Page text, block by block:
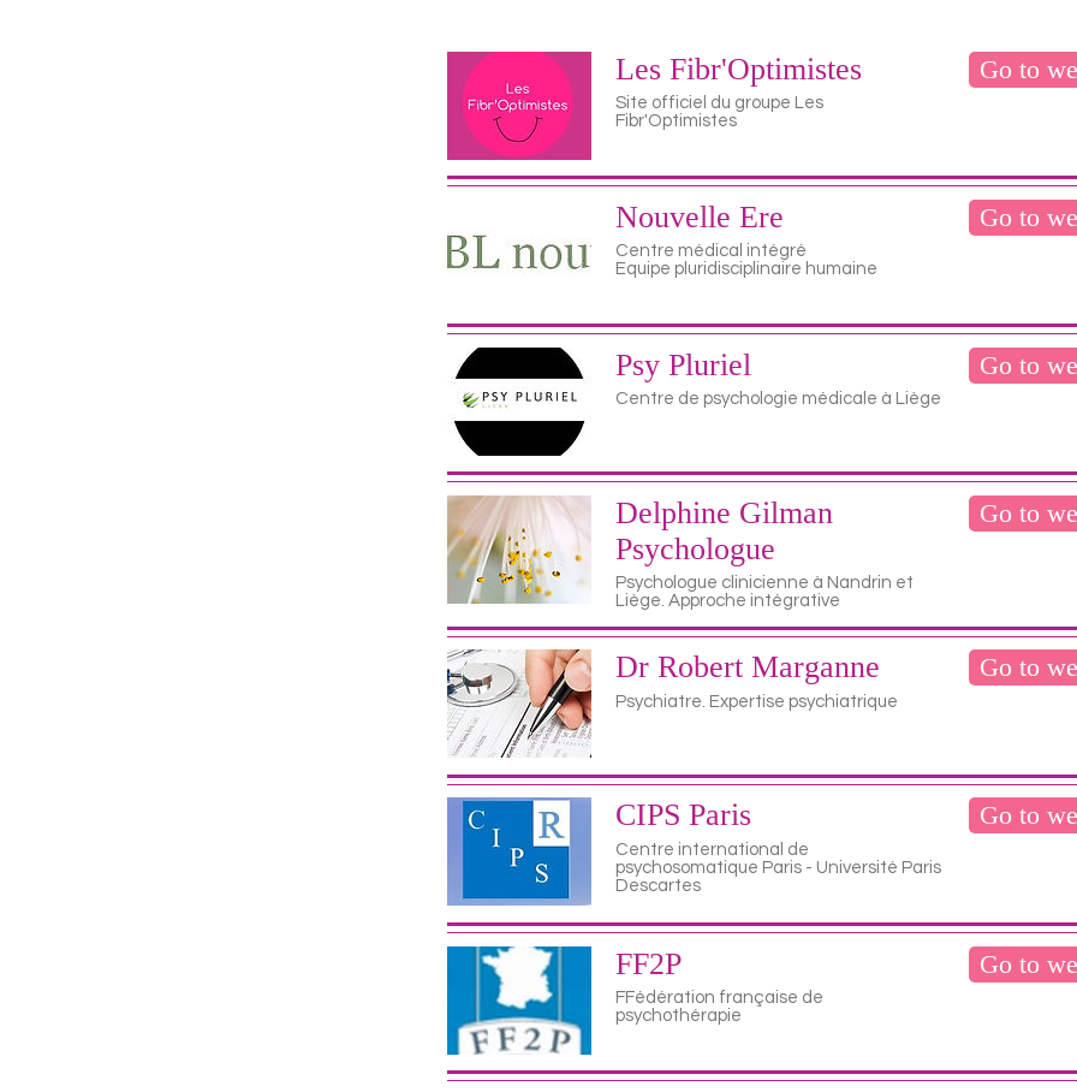
Les Fibr'Optimistes
Site officiel du groupe Les
Fibr'Optimistes
Go to
Nouvelle Ere
Centre médical intégré
Equipe pluridisciplinaire humaine
Go to
Psy Pluriel
Centre de psychologie médicale à Liège
Go to
Delphine Gilman
Psychologue
Psychologue clinicienne à Nandrin et
Liège. Approche intégrative
Go to
Dr Robert Marganne
Psychiatre. Expertise psychiatrique
Go to
CIPS Paris
Centre international de
psychosomatique Paris - Université Paris
Descartes
Go to
FF2P
FFédération française de
psychothérapie
Go to